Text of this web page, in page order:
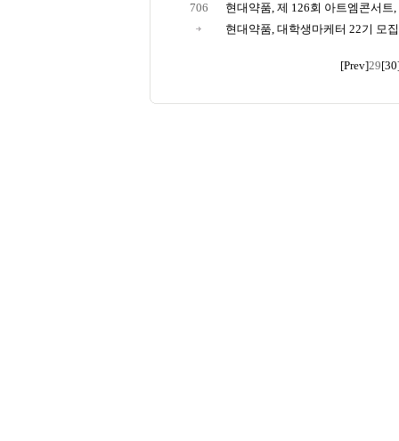
706
현대약품, 제 126회 아트엠콘서트,
현대약품, 대학생마케터 22기 모
[Prev]29